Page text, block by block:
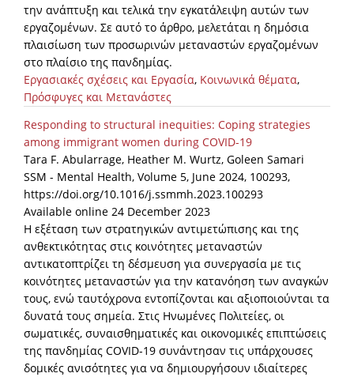
την ανάπτυξη και τελικά την εγκατάλειψη αυτών των
εργαζομένων. Σε αυτό το άρθρο, μελετάται η δημόσια
πλαισίωση των προσωρινών μεταναστών εργαζομένων
στο πλαίσιο της πανδημίας.
Εργασιακές σχέσεις και Εργασία, Κοινωνικά θέματα,
Πρόσφυγες και Μετανάστες
Responding to structural inequities: Coping strategies
among immigrant women during COVID-19
Tara F. Abularrage, Heather M. Wurtz, Goleen Samari
SSM - Mental Health, Volume 5, June 2024, 100293,
https://doi.org/10.1016/j.ssmmh.2023.100293
Available online 24 December 2023
Η εξέταση των στρατηγικών αντιμετώπισης και της
ανθεκτικότητας στις κοινότητες μεταναστών
αντικατοπτρίζει τη δέσμευση για συνεργασία με τις
κοινότητες μεταναστών για την κατανόηση των αναγκών
τους, ενώ ταυτόχρονα εντοπίζονται και αξιοποιούνται τα
δυνατά τους σημεία. Στις Ηνωμένες Πολιτείες, οι
σωματικές, συναισθηματικές και οικονομικές επιπτώσεις
της πανδημίας COVID-19 συνάντησαν τις υπάρχουσες
δομικές ανισότητες για να δημιουργήσουν ιδιαίτερες